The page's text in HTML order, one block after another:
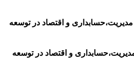
و اقتصاد در توسعه
و اقتصاد در توسعه